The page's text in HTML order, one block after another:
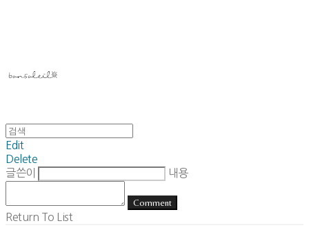
Edit
Delete
글쓴이
내용
Comment
Return To List